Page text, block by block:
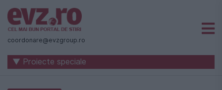
Știri
naționale
internaționale
coordonare@evzgroup.ro
▼ Proiecte speciale